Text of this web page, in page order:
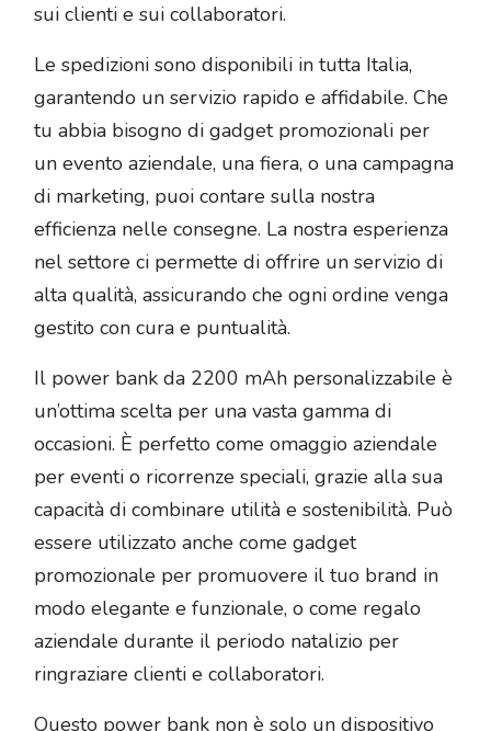
sui clienti e sui collaboratori.
Le spedizioni sono disponibili in tutta Italia,
garantendo un servizio rapido e affidabile. Che
tu abbia bisogno di gadget promozionali per
un evento aziendale, una fiera, o una campagna
di marketing, puoi contare sulla nostra
efficienza nelle consegne. La nostra esperienza
nel settore ci permette di offrire un servizio di
alta qualità, assicurando che ogni ordine venga
gestito con cura e puntualità.
Il power bank da 2200 mAh personalizzabile è
un’ottima scelta per una vasta gamma di
occasioni. È perfetto come omaggio aziendale
per eventi o ricorrenze speciali, grazie alla sua
capacità di combinare utilità e sostenibilità. Può
essere utilizzato anche come gadget
promozionale per promuovere il tuo brand in
modo elegante e funzionale, o come regalo
aziendale durante il periodo natalizio per
ringraziare clienti e collaboratori.
Questo power bank non è solo un dispositivo